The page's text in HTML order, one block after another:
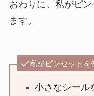
おわりに、私がピ
ます。
私がピンセットを
小さなシール